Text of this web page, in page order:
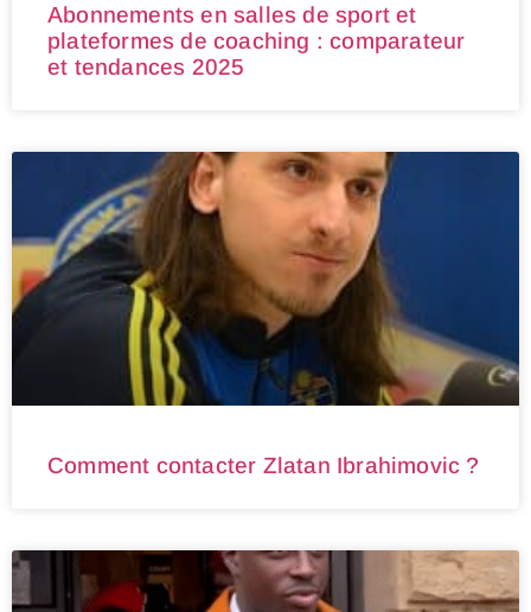
Abonnements en salles de sport et
plateformes de coaching : comparateur
et tendances 2025
Comment contacter Zlatan Ibrahimovic ?